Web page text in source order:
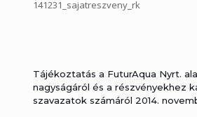
141231_sajatreszveny_rk
Tájékoztatás a FuturAqua Nyrt.
nagyságáról és a részvényekhez
szavazatok számáról 2014.